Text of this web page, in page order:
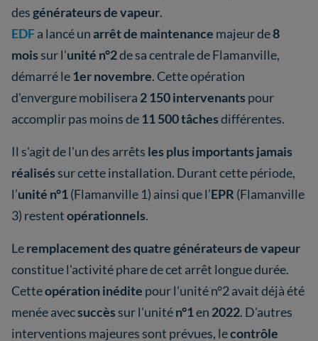
desgénérateurs de vapeur.
EDFa lancé unarrêt de maintenance majeur de8
mois sur l'unité n°2de sa centrale de Flamanville,
démarré le1er novembre. Cette opération
d'envergure mobilisera 2 150 intervenants pour
accomplir pas moins de11 500 tâchesdifférentes.
Il s'agit de l'un des arrêts les plus importants jamais
réalisés sur cette installation. Durant cette période,
l’unité n°1(Flamanville 1) ainsi que l’EPR (Flamanville
3) restentopérationnels.
Leremplacement des quatre générateurs de vapeur
constitue l'activité phare de cet arrêt longue durée.
Cetteopération inédite pour l'unité n°2 avait déjà été
menée avecsuccès sur l'unitén°1en 2022. D'autres
interventions majeures sont prévues, lecontrôle